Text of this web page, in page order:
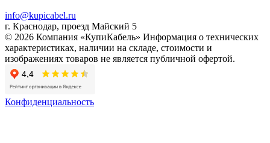
info@kupicabel.ru
г. Краснодар, проезд Майский 5
© 2026 Компания «КупиКабель» Информация о технических
характеристиках, наличии на складе, стоимости и
изображениях товаров не является публичной офертой.
Конфиденциальность